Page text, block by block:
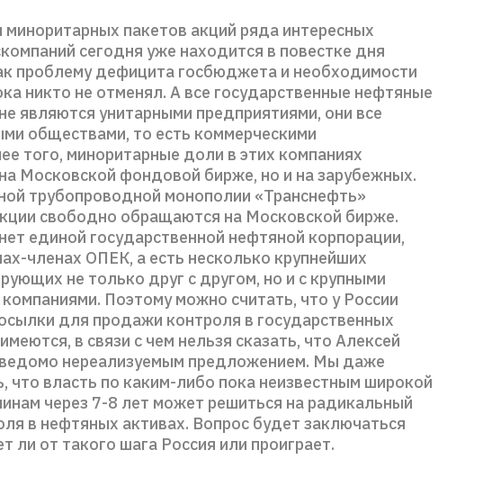
пакетов акций ряда интересных
сегодня уже находится в повестке дня
проблему дефицита госбюджета и необходимости
никто не отменял. А все государственные нефтяные
являются унитарными предприятиями, они все
обществами, то есть коммерческими
того, миноритарные доли в этих компаниях
Московской фондовой бирже, но и на зарубежных.
трубопроводной монополии «Транснефть»
свободно обращаются на Московской бирже.
единой государственной нефтяной корпорации,
членах ОПЕК, а есть несколько крупнейших
не только друг с другом, но и с крупными
Поэтому можно считать, что у России
для продажи контроля в государственных
в связи с чем нельзя сказать, что Алексей
нереализуемым предложением. Мы даже
власть по каким-либо пока неизвестным широкой
через 7-8 лет может решиться на радикальный
в нефтяных активах. Вопрос будет заключаться
ли от такого шага Россия или проиграет.